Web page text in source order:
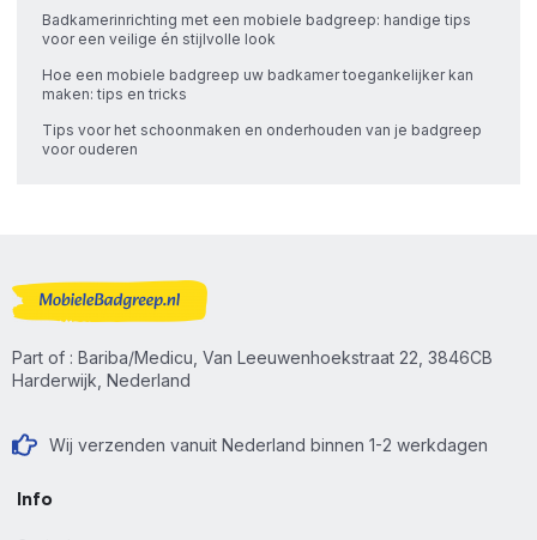
Badkamerinrichting met een mobiele badgreep: handige tips
voor een veilige én stijlvolle look
Hoe een mobiele badgreep uw badkamer toegankelijker kan
maken: tips en tricks
Tips voor het schoonmaken en onderhouden van je badgreep
voor ouderen
Part of : Bariba/Medicu, Van Leeuwenhoekstraat 22, 3846CB
Harderwijk, Nederland
Wij verzenden vanuit Nederland binnen 1-2 werkdagen
Info